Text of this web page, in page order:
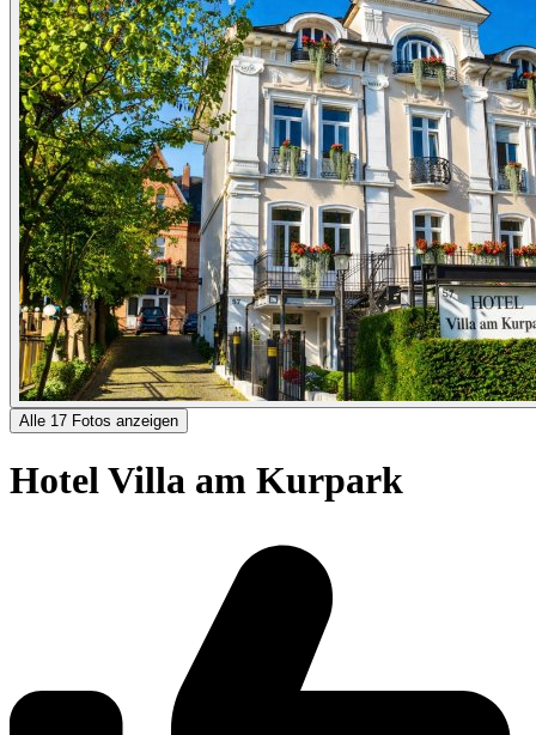
Alle 17 Fotos anzeigen
Hotel Villa am Kurpark